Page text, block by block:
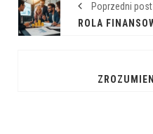
Poprzedni post